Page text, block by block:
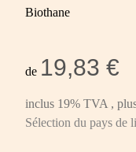
Biothane
de 19,83 €
inclus 19% TVA ,
Sélection du pays de